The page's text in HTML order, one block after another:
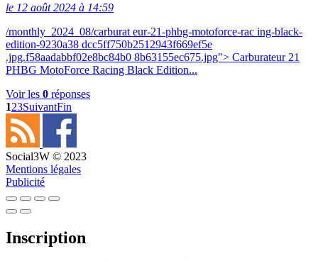
le 12 août 2024 à 14:59
/monthly_2024_08/carburat eur-21-phbg-motoforce-rac ing-black-
edition-9230a38 dcc5ff750b2512943f669ef5e
.jpg.f58aadabbf02e8bc84b0 8b63155ec675.jpg"> Carburateur 21
PHBG MotoForce Racing Black Edition...
Voir les 0 réponses
123SuivantFin
Social3W © 2023
Mentions légales
Publicité
Inscription